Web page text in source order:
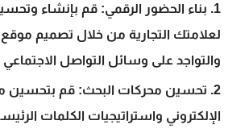
بناء الحضور الرقمي: قم بإنشاء
لعلامتك التجارية من خلال تصميم موقع
والتواجد على وسائل التواصل الاجتماعي
تحسين محركات البحث: قم بتحسين
الإلكتروني واستراتيجيات الكلمات